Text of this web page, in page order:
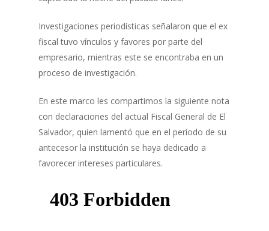
Investigaciones periodísticas señalaron que el ex
fiscal tuvo vínculos y favores por parte del
empresario, mientras este se encontraba en un
proceso de investigación.
En este marco les compartimos la siguiente nota
con declaraciones del actual Fiscal General de El
Salvador, quien lamentó que en el período de su
antecesor la institución se haya dedicado a
favorecer intereses particulares.